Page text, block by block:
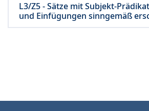
L3/Z5 - Sätze mit Subjekt-
und Einfügungen sinngemäß